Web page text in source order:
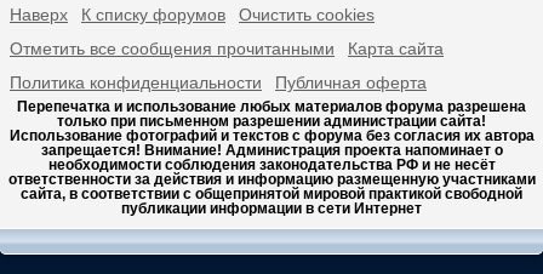
Наверх К списку форумов
Очистить cookies
Отметить все сообщения прочитанными
Карта сайта
Политика конфиденциальности
Публичная оферта